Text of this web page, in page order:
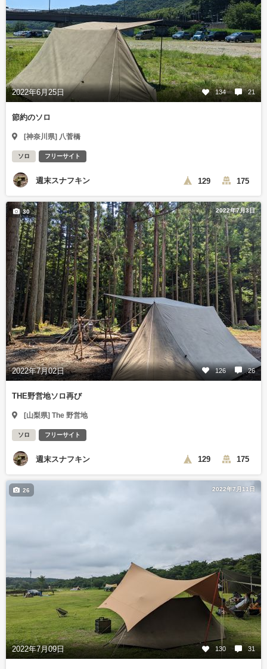
2022年6月25日 134 21
節約のソロ
[神奈川県] 八菅橋
ソロ フリーサイト
週末スナフキン 129 175
2022年7月3日
2022年7月02日 126 26
30
THE野営地ソロ再び
[山梨県] The 野営地
ソロ フリーサイト
週末スナフキン 129 175
2022年7月11日
2022年7月09日 130 31
26